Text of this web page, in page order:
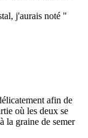
j'aurais noté "
afin de
où les deux se
la graine de semer